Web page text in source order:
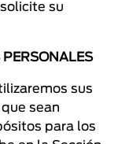
su
PERSONALES
sus
sean
para los